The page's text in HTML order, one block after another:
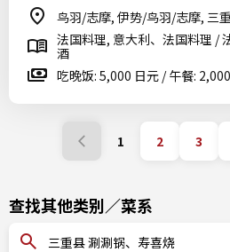
鸟羽/志摩, 伊势/鸟羽/志摩, 三
法国料理, 意大利、法国料理 /
酒
吃晚饭: 5,000 日元 / 午餐:
1 2 3
查找其他类别／菜系
三重县 涮涮锅、寿喜烧